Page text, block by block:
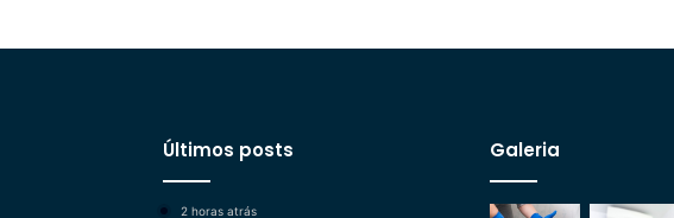
Últimos posts
2 horas atrás
Galeria